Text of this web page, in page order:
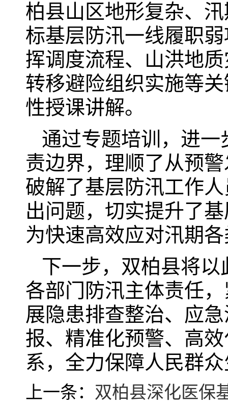
柏县山区地形复杂、
标基层防汛一线履职
挥调度流程、山洪地
转移避险组织实施等
性授课讲解。
通过专题培训，进
责边界，理顺了从预
破解了基层防汛工作
出问题，切实提升了
为快速高效应对汛期
下一步，双柏县将
各部门防汛主体责任
展隐患排查整治、应
报、精准化预警、高
系，全力保障人民群
上一条： 双柏县深化医保